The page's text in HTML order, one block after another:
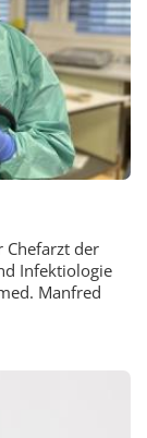
Chefarzt der
Infektiologie
Manfred